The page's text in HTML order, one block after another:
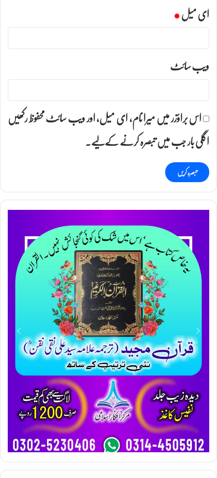
ای میل*
ویب‌ سائٹ
اس براؤزر میں میرا نام، ای میل، اور ویب سائٹ محفوظ رکھیں
اگلی بار جب میں تبصرہ کرنے کےلیے۔